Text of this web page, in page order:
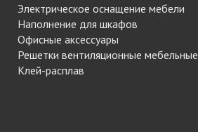
Электрическое оснащение мебели
Наполнение для шкафов
Офисные аксессуары
Решетки вентиляционные мебельные
Клей-расплав